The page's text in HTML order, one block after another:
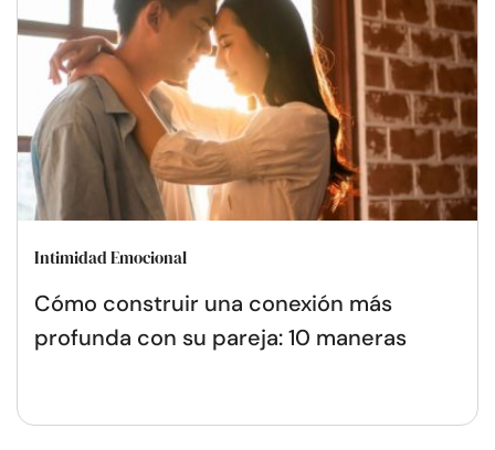
Intimidad Emocional
Cómo construir una conexión más
profunda con su pareja: 10 maneras